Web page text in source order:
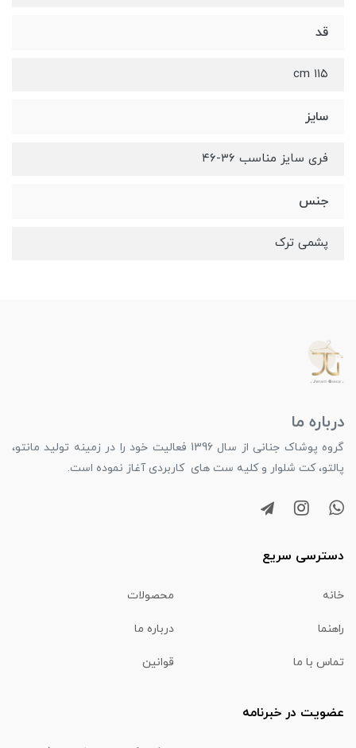
قد
۱۱۵ cm
سایز
فری سایز مناسب ۳۶-۴۶
جنس
پشمی ترک
درباره ما
گروه پوشاک جنانی از سال 1396 فعالیت خود را در زمینه تولید مانتو،
پالتو، کت شلوار و کلیه ست های کاربردی آغاز نموده است.
دسترسی سریع
خانه محصولات
راهنما درباره ما
تماس با ما قوانین
عضویت در خبرنامه